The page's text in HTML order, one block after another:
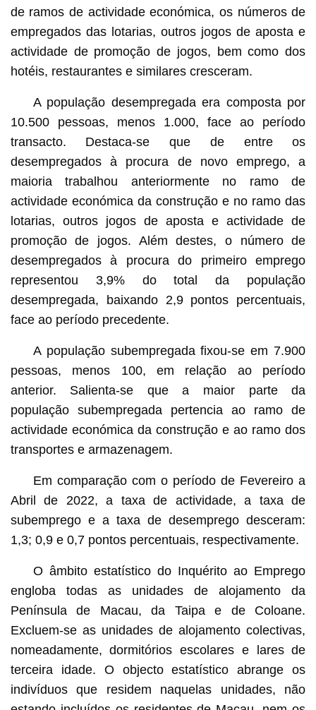
de ramos de actividade económica, os números de
empregados das lotarias, outros jogos de aposta e
actividade de promoção de jogos, bem como dos
hotéis, restaurantes e similares cresceram.
A população desempregada era composta por
10.500 pessoas, menos 1.000, face ao período
transacto. Destaca-se que de entre os
desempregados à procura de novo emprego, a
maioria trabalhou anteriormente no ramo de
actividade económica da construção e no ramo das
lotarias, outros jogos de aposta e actividade de
promoção de jogos. Além destes, o número de
desempregados à procura do primeiro emprego
representou 3,9% do total da população
desempregada, baixando 2,9 pontos percentuais,
face ao período precedente.
A população subempregada fixou-se em 7.900
pessoas, menos 100, em relação ao período
anterior. Salienta-se que a maior parte da
população subempregada pertencia ao ramo de
actividade económica da construção e ao ramo dos
transportes e armazenagem.
Em comparação com o período de Fevereiro a
Abril de 2022, a taxa de actividade, a taxa de
subemprego e a taxa de desemprego desceram:
1,3; 0,9 e 0,7 pontos percentuais, respectivamente.
O âmbito estatístico do Inquérito ao Emprego
engloba todas as unidades de alojamento da
Península de Macau, da Taipa e de Coloane.
Excluem-se as unidades de alojamento colectivas,
nomeadamente, dormitórios escolares e lares de
terceira idade. O objecto estatístico abrange os
indivíduos que residem naquelas unidades, não